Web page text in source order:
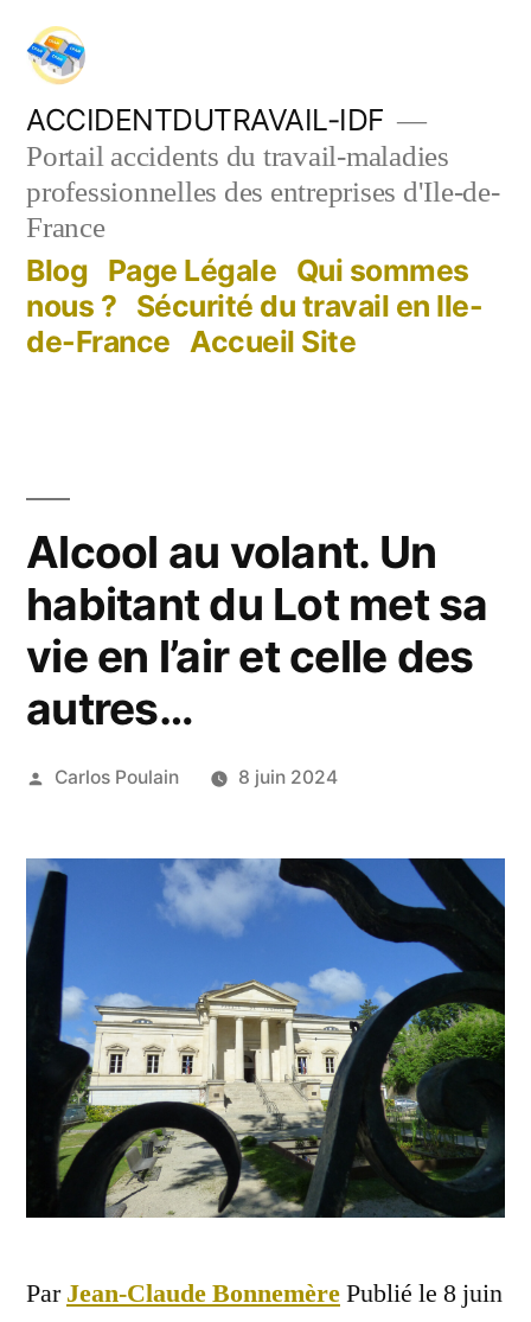
Aller
contenu
ACCIDENTDUTRAVAIL-IDF
Portail accidents du travail-maladies
professionnelles des entreprises d'Ile-de-
France
Blog Page Légale Qui sommes
nous ? Sécurité du travail en Ile-
de-France Accueil Site
Alcool au volant. Un
habitant du Lot met sa
vie en l’air et celle des
autres…
Publié
Carlos Poulain 8 juin 2024
ParJean-Claude BonnemèrePublié le 8 juin